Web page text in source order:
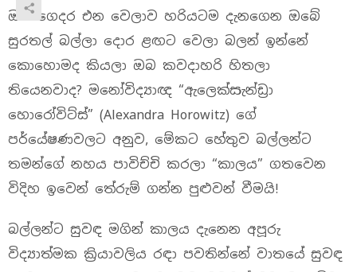
ඔබ ගෙදර එන වෙලාව හරියටම දැනගෙන ඔබේ
සුරතල් බල්ලා දොර ළඟට වෙලා බලන් ඉන්නේ
කොහොමද කියලා ඔබ කවදාහරි හිතලා
තියෙනවාද? මනෝවිද්‍යාඥ “ඇලෙක්සැන්ඩ්‍රා
හොරෝවිට්ස්” (Alexandra Horowitz) ගේ
පර්යේෂණවලට අනුව, මේකට හේතුව බල්ලන්ට
තමන්ගේ නහය පාවිච්චි කරලා “කාලය” ගතවෙන
විදිහ ඉවෙන් තේරුම් ගන්න පුළුවන් වීමයි!
බල්ලන්ට සුවඳ මගින් කාලය දැනෙන අපූරු
විද්‍යාත්මක ක්‍රියාවලිය රඳා පවතින්නේ වාතයේ සුවඳ